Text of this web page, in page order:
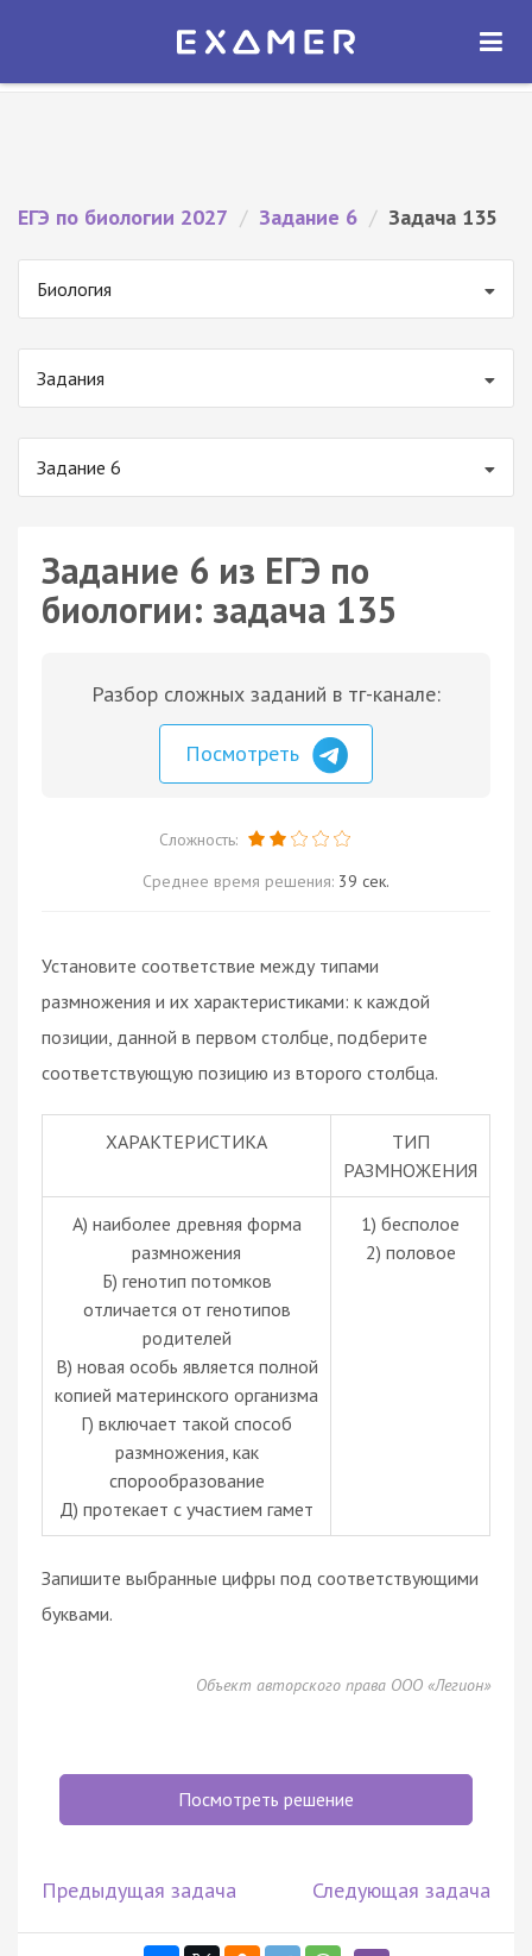
Экзамер — ЕГЭ 2027
ОТКРЫТЬ
ЕГЭ по биологии 2027 / Задание 6 / Задача 135
Биология
Задания
Задание 6
Задание 6 из ЕГЭ по
биологии: задача 135
Разбор сложных заданий в тг-канале:
Посмотреть
Сложность:
Среднее время решения: 39 сек.
Установите соответствие между типами
размножения и их характеристиками: к каждой
позиции, данной в первом столбце, подберите
соответствующую позицию из второго столбца.
ХАРАКТЕРИСТИКА
ТИП
РАЗМНОЖЕНИЯ
А) наиболее древняя форма
размножения
Б) генотип потомков
отличается от генотипов
родителей
В) новая особь является полной
копией материнского организма
Г) включает такой способ
размножения, как
спорообразование
Д) протекает с участием гамет
1) бесполое
2) половое
Запишите выбранные цифры под соответствующими
буквами.
Объект авторского права ООО «Легион»
Посмотреть решение
Предыдущая задача Следующая задача